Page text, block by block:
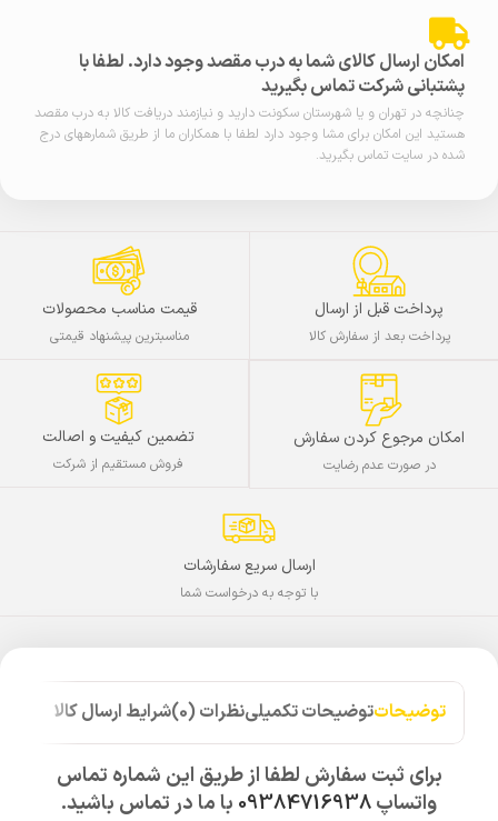
امکان ارسال کالای شما به درب مقصد وجود دارد. لطفا با
پشتبانی شرکت تماس بگیرید
چنانچه در تهران و یا شهرستان سکونت دارید و نیازمند دریافت کالا به درب مقصد
هستید این امکان برای مشا وجود دارد لطفا با همکاران ما از طریق شمارههای درج
شده در سایت تماس بگیرید.
پرداخت قبل از ارسال
پرداخت بعد از سفارش کالا
قیمت مناسب محصولات
مناسبترین پیشنهاد قیمتی
امکان مرجوع کردن سفارش
در صورت عدم رضایت
تضمین کیفیت و اصالت
فروش مستقیم از شرکت
ارسال سریع سفارشات
با توجه به درخواست شما
توضیحاتتوضیحات تکمیلینظرات (0) شرایط ارسال کالا
برای ثبت سفارش لطفا از طریق این شماره تماس
واتساپ09384716938 با ما در تماس باشید.